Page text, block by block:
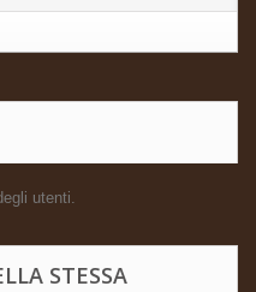
utenti.
STESSA